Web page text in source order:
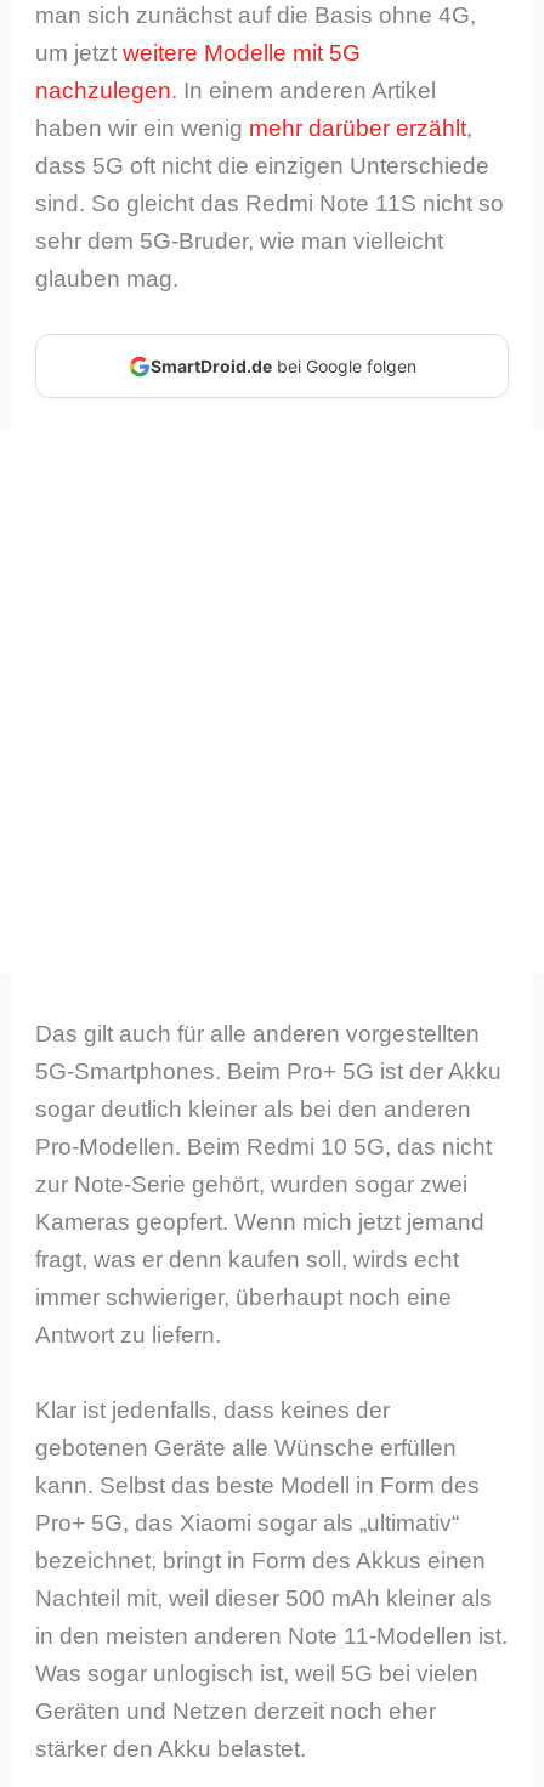
man sich zunächst auf die Basis ohne 4G,
um jetztweitere Modelle mit 5G
nachzulegen. In einem anderen Artikel
haben wir ein wenig mehr darüber erzählt,
dass 5G oft nicht die einzigen Unterschiede
sind. So gleicht das Redmi Note 11S nicht so
sehr dem 5G-Bruder, wie man vielleicht
glauben mag.
SmartDroid.debei Google folgen
Das gilt auch für alle anderen vorgestellten
5G-Smartphones. Beim Pro+ 5G ist der Akku
sogar deutlich kleiner als bei den anderen
Pro-Modellen. Beim Redmi 10 5G, das nicht
zur Note-Serie gehört, wurden sogar zwei
Kameras geopfert. Wenn mich jetzt jemand
fragt, was er denn kaufen soll, wirds echt
immer schwieriger, überhaupt noch eine
Antwort zu liefern.
Klar ist jedenfalls, dass keines der
gebotenen Geräte alle Wünsche erfüllen
kann. Selbst das beste Modell in Form des
Pro+ 5G, das Xiaomi sogar als „ultimativ“
bezeichnet, bringt in Form des Akkus einen
Nachteil mit, weil dieser 500 mAh kleiner als
in den meisten anderen Note 11-Modellen ist.
Was sogar unlogisch ist, weil 5G bei vielen
Geräten und Netzen derzeit noch eher
stärker den Akku belastet.